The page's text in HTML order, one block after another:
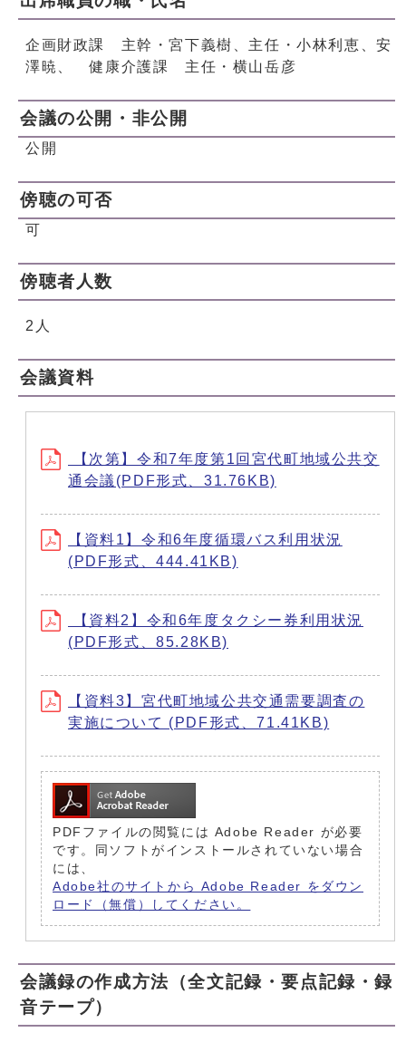
企画財政課 主幹・宮下義樹、主任・小林利恵、安
澤暁、 健康介護課 主任・横山岳彦
会議の公開・非公開
公開
傍聴の可否
可
傍聴者人数
2人
会議資料
【次第】令和7年度第1回宮代町地域公共交
通会議(PDF形式、31.76KB)
【資料1】令和6年度循環バス利用状況
(PDF形式、444.41KB)
【資料2】令和6年度タクシー券利用状況
(PDF形式、85.28KB)
【資料3】宮代町地域公共交通需要調査の
実施について (PDF形式、71.41KB)
PDFファイルの閲覧には Adobe Reader が必要
です。同ソフトがインストールされていない場合
には、
Adobe社のサイトから Adobe Reader をダウン
ロード（無償）してください。
会議録の作成方法（全文記録・要点記録・録
音テープ）